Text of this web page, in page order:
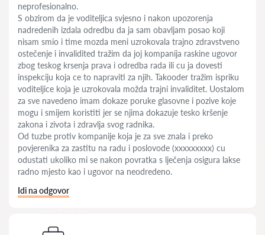
neprofesionalno.
S obzirom da je voditeljica svjesno i nakon upozorenja
nadredenih izdala odredbu da ja sam obavljam posao koji
nisam smio i time mozda meni uzrokovala trajno zdravstveno
ostečenje i invalidited tražim da joj kompanija raskine ugovor
zbog teskog krsenja prava i odredba rada ili cu ja dovesti
inspekciju koja ce to napraviti za njih. Takooder tražim ispriku
voditeljice koja je uzrokovala možda trajni invaliditet. Uostalom
za sve navedeno imam dokaze poruke glasovne i pozive koje
mogu i smijem koristiti jer se njima dokazuje tesko kršenje
zakona i zivota i zdravlja svog radnika.
Od tuzbe protiv kompanije koja je za sve znala i preko
povjerenika za zastitu na radu i poslovode (xxxxxxxxx) cu
odustati ukoliko mi se nakon povratka s lječenja osigura lakse
radno mjesto kao i ugovor na neodredeno.
Idi na odgovor